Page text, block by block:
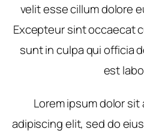
velit esse cillum dolore
Excepteur sint occaecat
sunt in culpa qui officia
est
Lorem ipsum dolor
adipiscing elit, sed do